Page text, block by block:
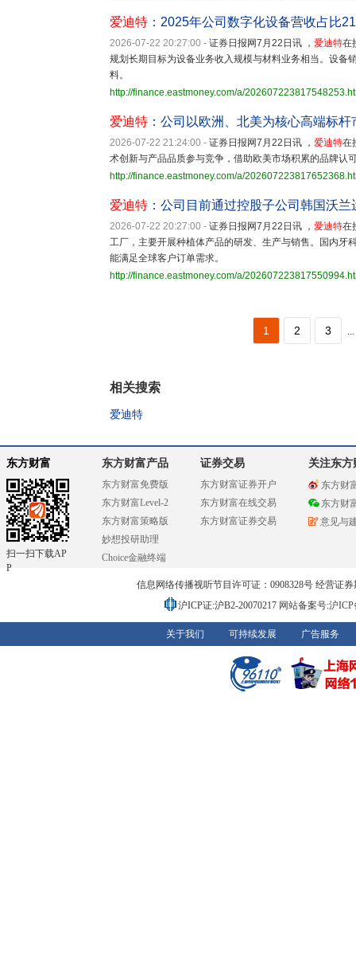
爱迪特 ：2025年公司数字化设备营收占比
2026-07-22 20:27:00 - 证券日报网7月22日讯 ， 爱迪特在
规划长期目标为设备业务收入规模与材料业务相当。设备
料。
http://finance.eastmoney.com/a/
爱迪特 ：公司以欧洲、北美为核心高端标
2026-07-22 21:24:00 - 证券日报网7月22日讯 ， 爱迪特在
术创新与产品品质参与竞争，借助欧美市场积累的品牌认
http://finance.eastmoney.com/a/
爱迪特 ：公司目前通过控股子公司韩国沃
2026-07-22 20:27:00 - 证券日报网7月22日讯 ， 爱迪特在
工厂，主要开展种植体产品的研发、生产与销售。国内牙
能满足全球客户订单需求。
http://finance.eastmoney.com/a/
1 2 3 ...
相关搜索
爱迪特
东方财富
扫一扫下载AP
P
东方财富产品
东方财富免费版
东方财富Level-2
东方财富策略版
妙想投研助理
Choice金融终端
证券交易
东方财富证券开户
东方财富在线交易
东方财富证券交易
关注东方
东方财
东方财
意见与
信息网络传播视听节目许可证：0908328号 经营证
沪ICP证:沪B2-20070217 网站备案号:沪
关于我们 可持续发展 广告服务